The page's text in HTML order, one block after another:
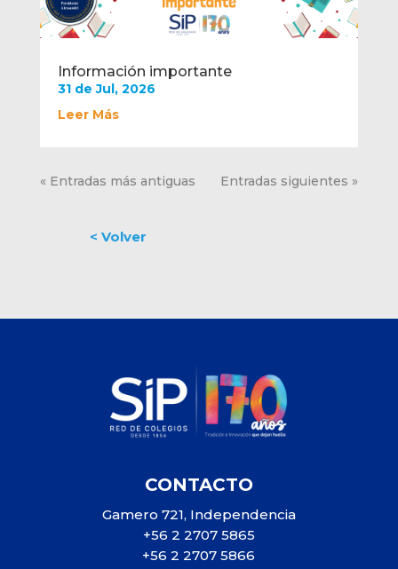
Información importante
31 de Jul, 2026
Leer Más
« Entradas más antiguas Entradas siguientes »
CONTACTO
Gamero 721, Independencia
+56 2 2707 5865
+56 2 2707 5866